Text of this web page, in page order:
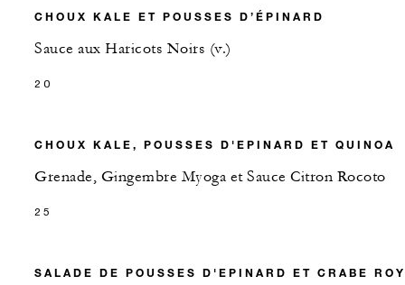
CHOUX KALE ET POUSSES D’ÉPINARD
Sauce aux Haricots Noirs (v.)
20
CHOUX KALE, POUSSES D'EPINARD ET QUINOA
Grenade, Gingembre Myoga et Sauce Citron Rocoto
25
SALADE DE POUSSES D'EPINARD ET CRABE